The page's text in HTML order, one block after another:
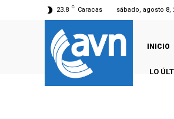
23.8 C Caracas sábado, agosto 8,
INICIO
LO